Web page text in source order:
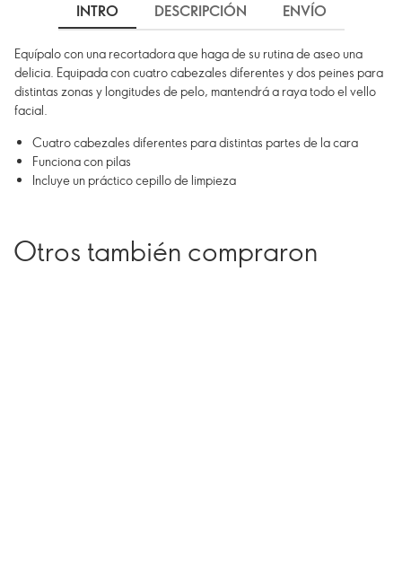
INTRO DESCRIPCIÓN ENVÍO
Equípalo con una recortadora que haga de su rutina de aseo una
delicia. Equipada con cuatro cabezales diferentes y dos peines para
distintas zonas y longitudes de pelo, mantendrá a raya todo el vello
facial.
Cuatro cabezales diferentes para distintas partes de la cara
Funciona con pilas
Incluye un práctico cepillo de limpieza
Otros también compraron